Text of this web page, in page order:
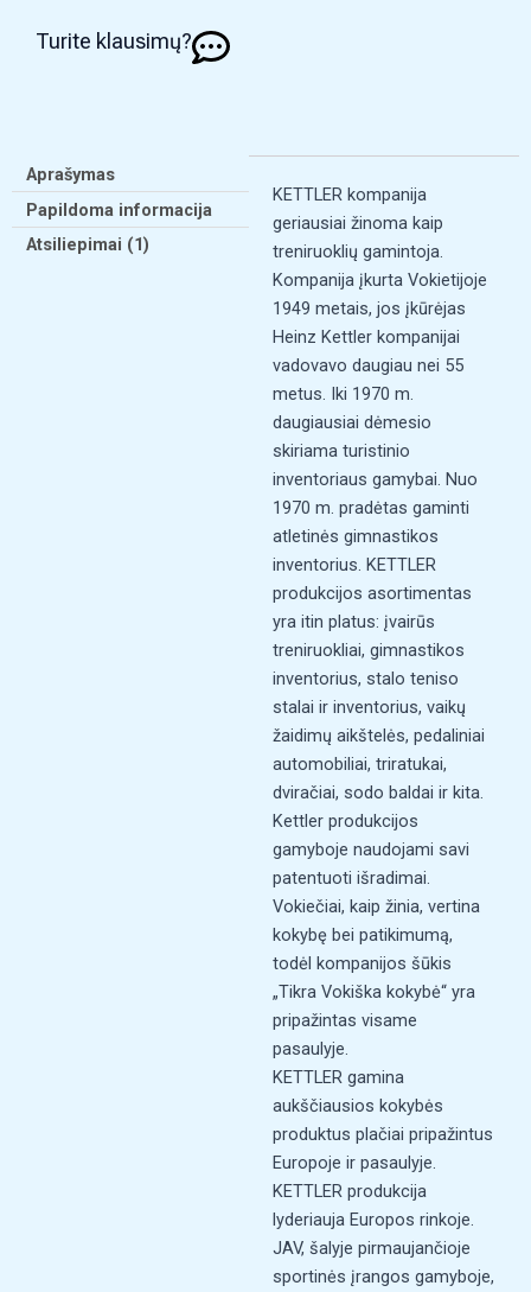
KETTLER
Turite klausimų?
Aprašymas
Papildoma informacija
Atsiliepimai (1)
KETTLER kompanija
geriausiai žinoma kaip
treniruoklių gamintoja.
Kompanija įkurta Vokietijoje
1949 metais, jos įkūrėjas
Heinz Kettler kompanijai
vadovavo daugiau nei 55
metus. Iki 1970 m.
daugiausiai dėmesio
skiriama turistinio
inventoriaus gamybai. Nuo
1970 m. pradėtas gaminti
atletinės gimnastikos
inventorius. KETTLER
produkcijos asortimentas
yra itin platus: įvairūs
treniruokliai, gimnastikos
inventorius, stalo teniso
stalai ir inventorius, vaikų
žaidimų aikštelės, pedaliniai
automobiliai, triratukai,
dviračiai, sodo baldai ir kita.
Kettler produkcijos
gamyboje naudojami savi
patentuoti išradimai.
Vokiečiai, kaip žinia, vertina
kokybę bei patikimumą,
todėl kompanijos šūkis
„Tikra Vokiška kokybė“ yra
pripažintas visame
pasaulyje.
KETTLER gamina
aukščiausios kokybės
produktus plačiai pripažintus
Europoje ir pasaulyje.
KETTLER produkcija
lyderiauja Europos rinkoje.
JAV, šalyje pirmaujančioje
sportinės įrangos gamyboje,